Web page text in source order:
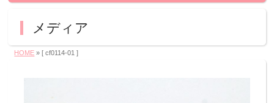
メディア
HOME » [ cf0114‐01 ]